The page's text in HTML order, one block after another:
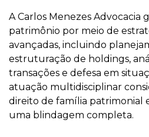
A Carlos Menezes Advocacia
patrimônio por meio de
avançadas, incluindo
estruturação de holdings,
transações e defesa em
atuação multidisciplinar
direito de família patrimonial
uma blindagem completa.